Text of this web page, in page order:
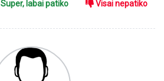
Super, labai patiko Visai nepatiko